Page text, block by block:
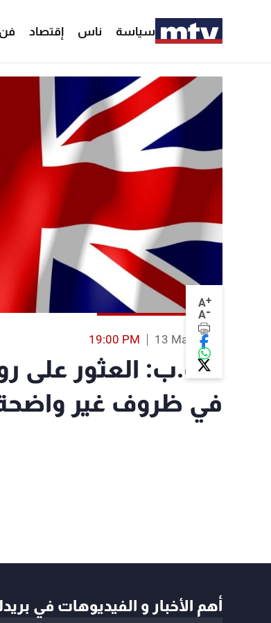
سياسة ناس إقتصاد فن
A+
A-
13 Mar 2018
19:00 PM
أ.ف.ب: العثور على
في ظروف غير
أهم الأخبار و الفيديوهات في